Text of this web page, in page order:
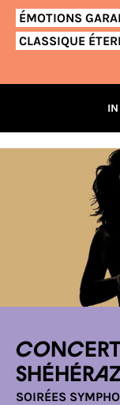
ÉMOTIONS
CLASSIQUE
Concert
SOIRÉES